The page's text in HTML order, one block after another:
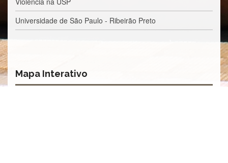
Universidade de São Paulo - Ribeirão Preto
Mapa Interativo